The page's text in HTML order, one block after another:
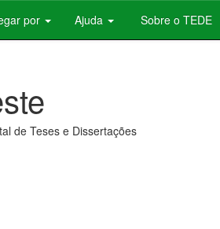
por Ajuda Sobre o TEDE
de Teses e Dissertações